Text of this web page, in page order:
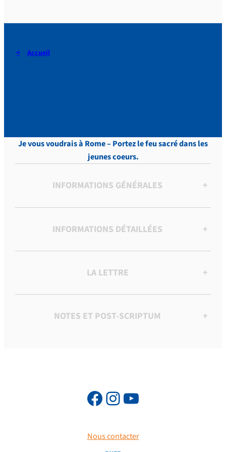
Accueil
Je vous voudrais à Rome – Portez le feu sacré dans les
jeunes coeurs.
INFORMATIONS GÉNÉRALES +
INFORMATIONS DÉTAILLÉES +
LA LETTRE +
NOTES ET POST-SCRIPTUM +
Nous contacter